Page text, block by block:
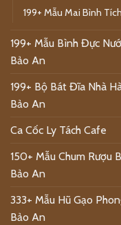
199+ Mẫu Mai Bình
199+ Mẫu Bình Đực
Bảo An
199+ Bộ Bát Đĩa Nhà
Bảo An
Ca Cốc Ly Tách Cafe
150+ Mẫu Chum Rượu
Bảo An
333+ Mẫu Hũ Gạo
Bảo An